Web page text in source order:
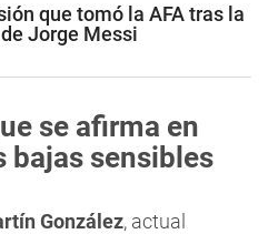
que tomó la AFA tras la
Jorge Messi
se afirma en
bajas sensibles
González, actual